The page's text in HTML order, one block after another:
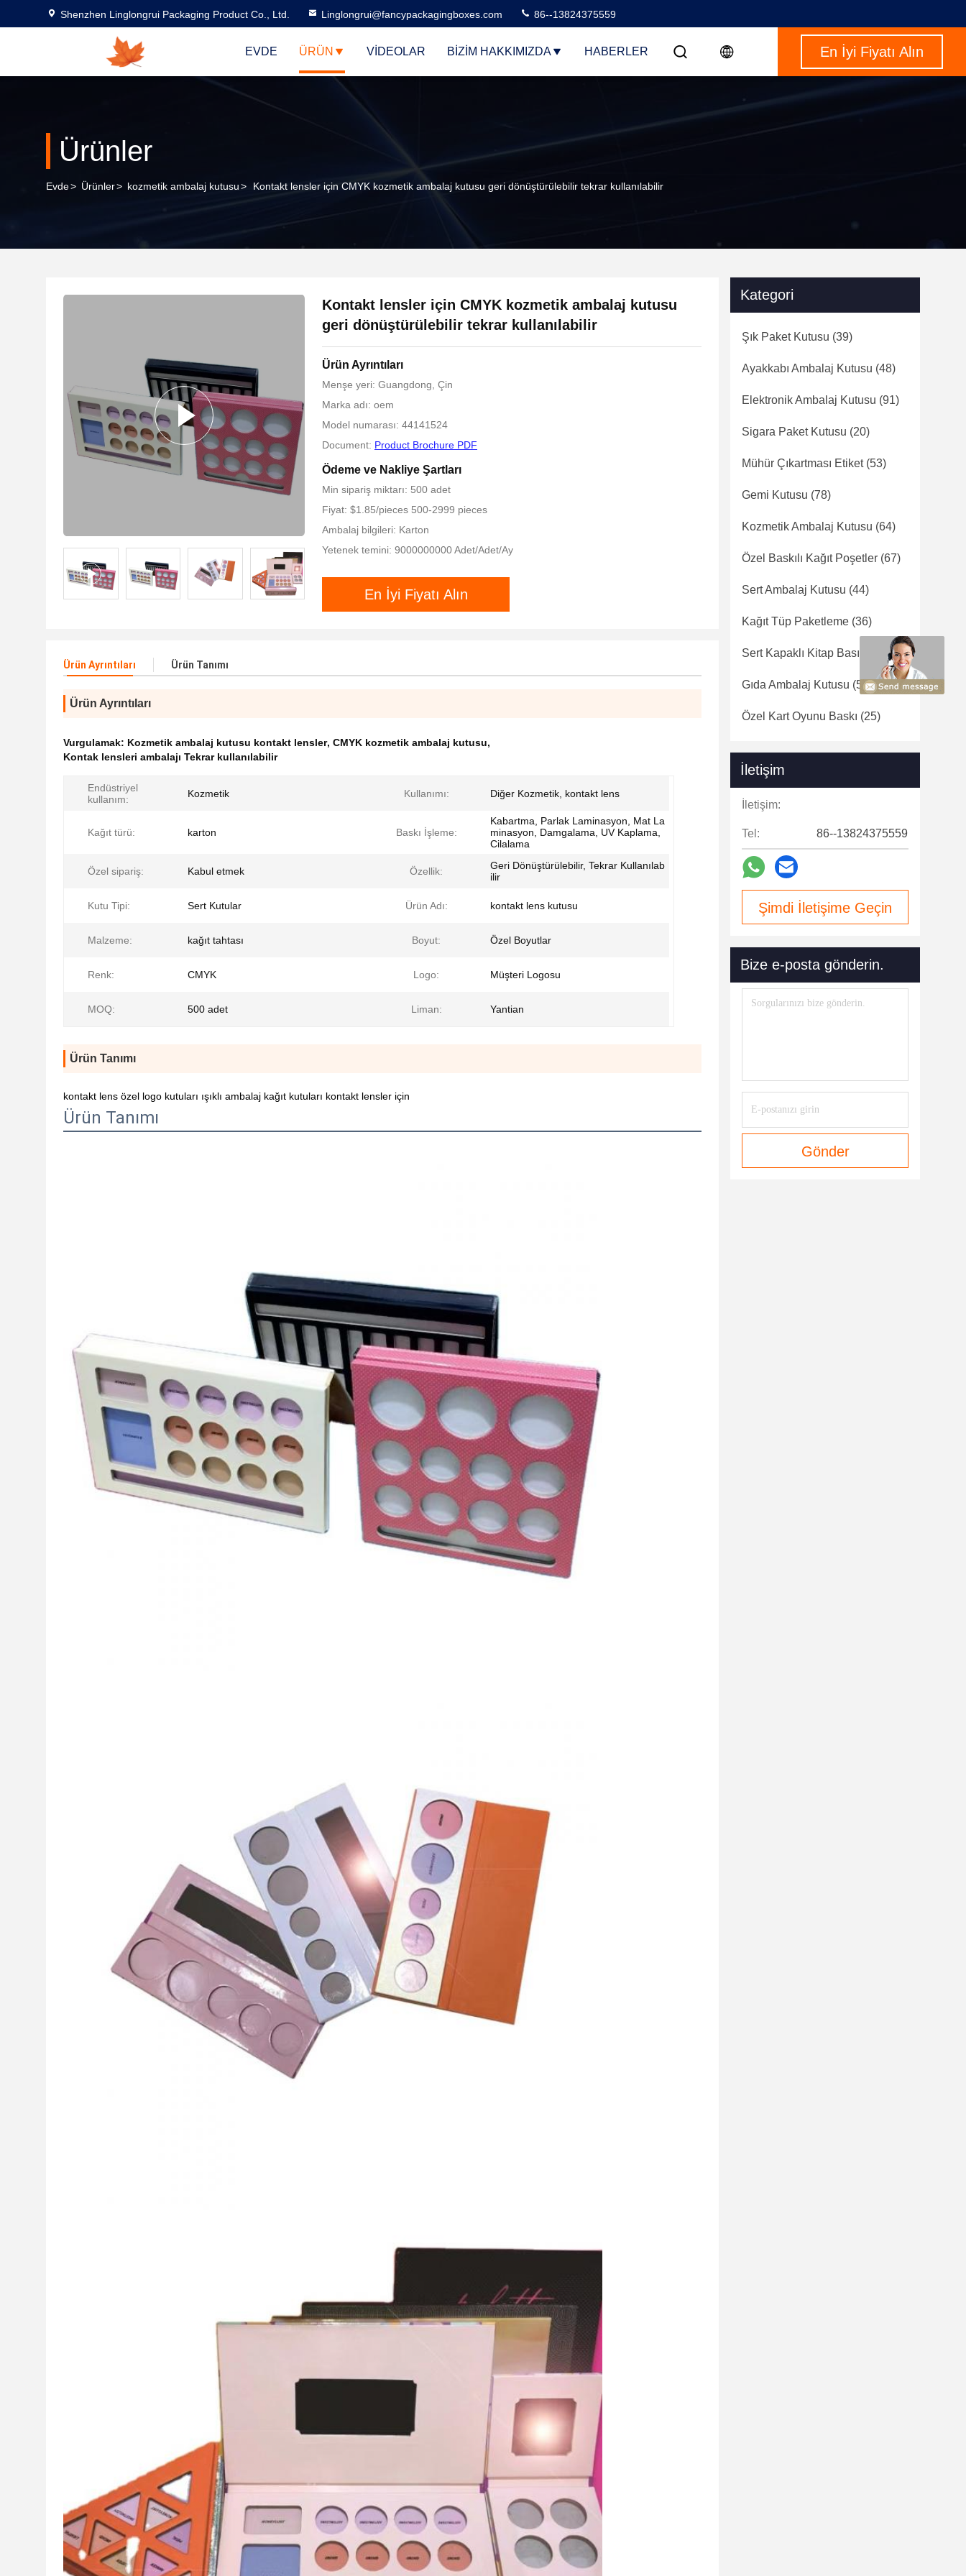
Mesaj bırakın
Sizi yakında arayacağız!
Shenzhen Linglongrui Packaging Product Co., Ltd. Linglongrui@fancypackagingboxes.com 86--13824375559
EVDE ÜRÜN VIDEOLAR BIZIM HAKKIMIZDA HABERLER En İyi Fiyatı Alın
Ürünler
Evde> Ürünler> kozmetik ambalaj kutusu> Kontakt lensler için CMYK kozmetik ambalaj kutusu geri dönüştürülebilir tekrar kullanılabilir
Kontakt lensler için CMYK kozmetik ambalaj kutusu
geri dönüştürülebilir tekrar kullanılabilir
Ürün Ayrıntıları
Menşe yeri: Guangdong, Çin
Marka adı: oem
Model numarası: 44141524
Document: Product Brochure PDF
Ödeme ve Nakliye Şartları
Min sipariş miktarı: 500 adet
Fiyat: $1.85/pieces 500-2999 pieces
Ambalaj bilgileri: Karton
Yetenek temini: 9000000000 Adet/Adet/Ay
En İyi Fiyatı Alın
Ürün Ayrıntıları Ürün Tanımı
Ürün Ayrıntıları
Vurgulamak: Kozmetik ambalaj kutusu kontakt lensler, CMYK kozmetik ambalaj kutusu,
Kontak lensleri ambalajı Tekrar kullanılabilir
Endüstriyel
kullanım:
Kozmetik Kullanımı: Diğer Kozmetik, kontakt lens
Kağıt türü: karton Baskı İşleme:
Kabartma, Parlak Laminasyon, Mat La
minasyon, Damgalama, UV Kaplama,
Cilalama
Özel sipariş: Kabul etmek Özellik:
Geri Dönüştürülebilir, Tekrar Kullanılab
ilir
Kutu Tipi: Sert Kutular Ürün Adı: kontakt lens kutusu
Malzeme: kağıt tahtası Boyut: Özel Boyutlar
Renk: CMYK Logo: Müşteri Logosu
MOQ: 500 adet Liman: Yantian
Ürün Tanımı
kontakt lens özel logo kutuları ışıklı ambalaj kağıt kutuları kontakt lensler için
Ürün Tanımı
Kategori
Şık Paket Kutusu (39)
Ayakkabı Ambalaj Kutusu (48)
Elektronik Ambalaj Kutusu (91)
Sigara Paket Kutusu (20)
Mühür Çıkartması Etiket(53)
Gemi Kutusu (78)
Kozmetik Ambalaj Kutusu (64)
Özel Baskılı Kağıt Poşetler (67)
Sert Ambalaj Kutusu (44)
Kağıt Tüp Paketleme (36)
Sert Kapaklı Kitap Basımı (31)
Gıda Ambalaj Kutusu (59)
Özel Kart Oyunu Baskı (25)
İletişim
İletişim:
Tel: 86--13824375559
Şimdi İletişime Geçin
Bize e-posta gönderin.
Gönder